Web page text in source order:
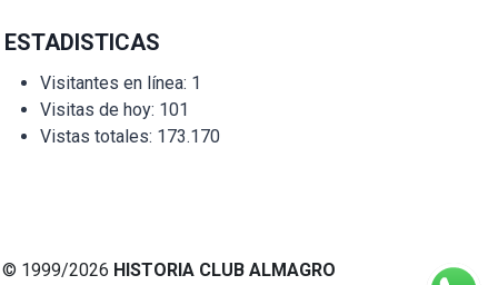
ESTADISTICAS
Visitantes en línea: 1
Visitas de hoy: 101
Vistas totales: 173.170
© 1999/2026 HISTORIA CLUB ALMAGRO